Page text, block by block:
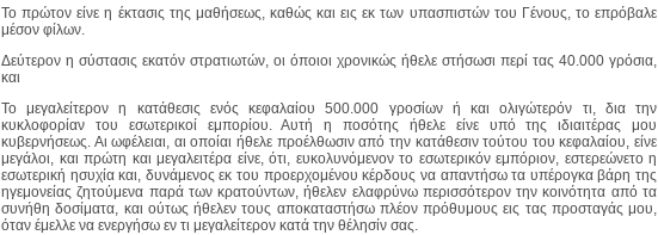
Το πρώτον είνε η έκτασις της μαθήσεως, καθώς και εις εκ των υπασπιστών του Γένους, το επρόβαλε
μέσον φίλων.
Δεύτερον η σύστασις εκατόν στρατιωτών, οι όποιοι χρονικώς ήθελε στήσωσι περί τας 40.000 γρόσια,
και
Το μεγαλείτερον η κατάθεσις ενός κεφαλαίου 500.000 γροσίων ή και ολιγώτερόν τι, δια την
κυκλοφορίαν του εσωτερικοί εμπορίου. Αυτή η ποσότης ήθελε είνε υπό της ιδιαιτέρας μου
κυβερνήσεως. Αι ωφέλειαι, αι οποίαι ήθελε προέλθωσιν από την κατάθεσιν τούτου του κεφαλαίου, είνε
μεγάλοι, και πρώτη και μεγαλειτέρα είνε, ότι, ευκολυνόμενον το εσωτερικόν εμπόριον, εστερεώνετο η
εσωτερική ησυχία και, δυνάμενος εκ του προερχομένου κέρδους να απαντήσω τα υπέρογκα βάρη της
ηγεμονείας ζητούμενα παρά των κρατούντων, ήθελεν ελαφρύνω περισσότερον την κοινότητα από τα
συνήθη δοσίματα, και ούτως ήθελεν τους αποκαταστήσω πλέον πρόθυμους εις τας προσταγάς μου,
όταν έμελλε να ενεργήσω εν τι μεγαλείτερον κατά την θέλησίν σας.